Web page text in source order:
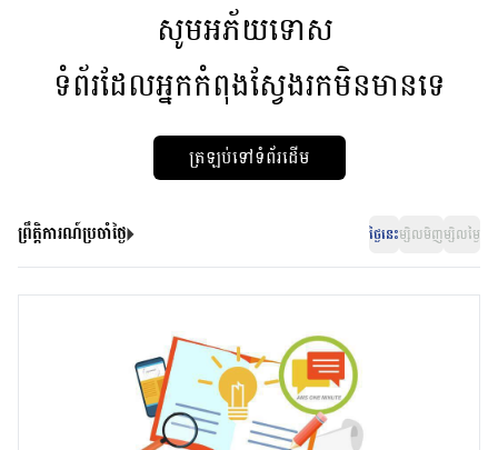
សូមអភ័យទោស
ទំព័រដែលអ្នកកំពុងស្វែងរកមិនមានទេ
ត្រឡប់ទៅទំព័រដើម
ព្រឹត្តិការណ៍ប្រចាំថ្ងៃ ថ្ងៃនេះម្សិលមិញម្សិលម្ងៃ